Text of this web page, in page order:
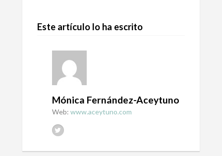
Este artículo lo ha escrito
Mónica Fernández-Aceytuno
Web: www.aceytuno.com